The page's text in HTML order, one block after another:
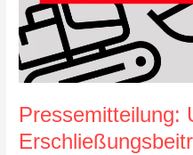
Pressemitteilung:
Stamm
stimmt
gegen
zusätzliche
Belastungen